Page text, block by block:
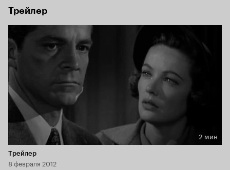
Трейлер
Длительность 2 мин
2 мин
Трейлер
8 февраля 2012